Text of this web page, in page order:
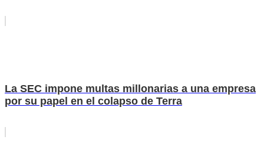
La SEC impone multas millonarias a una empresa
por su papel en el colapso de Terra